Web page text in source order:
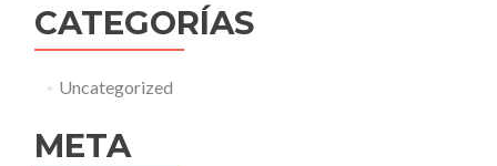
CATEGORÍAS
Uncategorized
META